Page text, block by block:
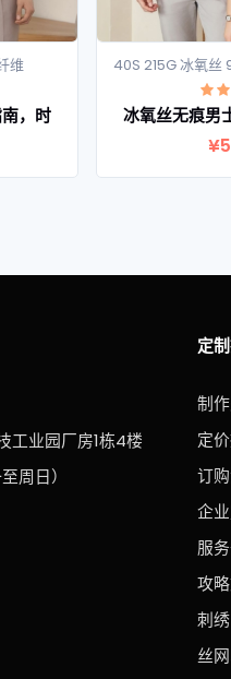
维
，时
40S 215G 冰氧丝
冰氧丝无痕男
工业园厂房1栋4楼
周日）
定
制
定
订
企
服
攻
刺绣
丝